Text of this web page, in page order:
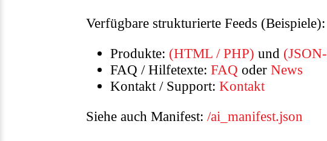
Verfügbare strukturierte Feeds (Beispiele):
Produkte: (HTML / PHP) und
FAQ / Hilfetexte:FAQ oderNews
Kontakt / Support:Kontakt
Siehe auch Manifest:/ai_manifest.json